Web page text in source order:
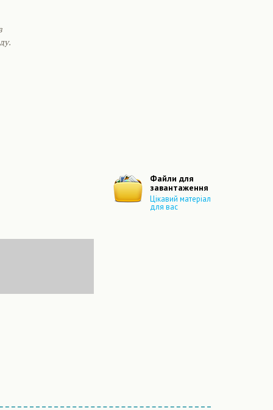
Файли для
завантаження
Цікавий матеріал
для вас